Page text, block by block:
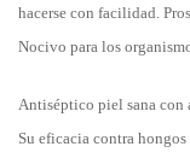
hacerse con facilidad.
Nocivo para los
Antiséptico piel sana
Su eficacia contra